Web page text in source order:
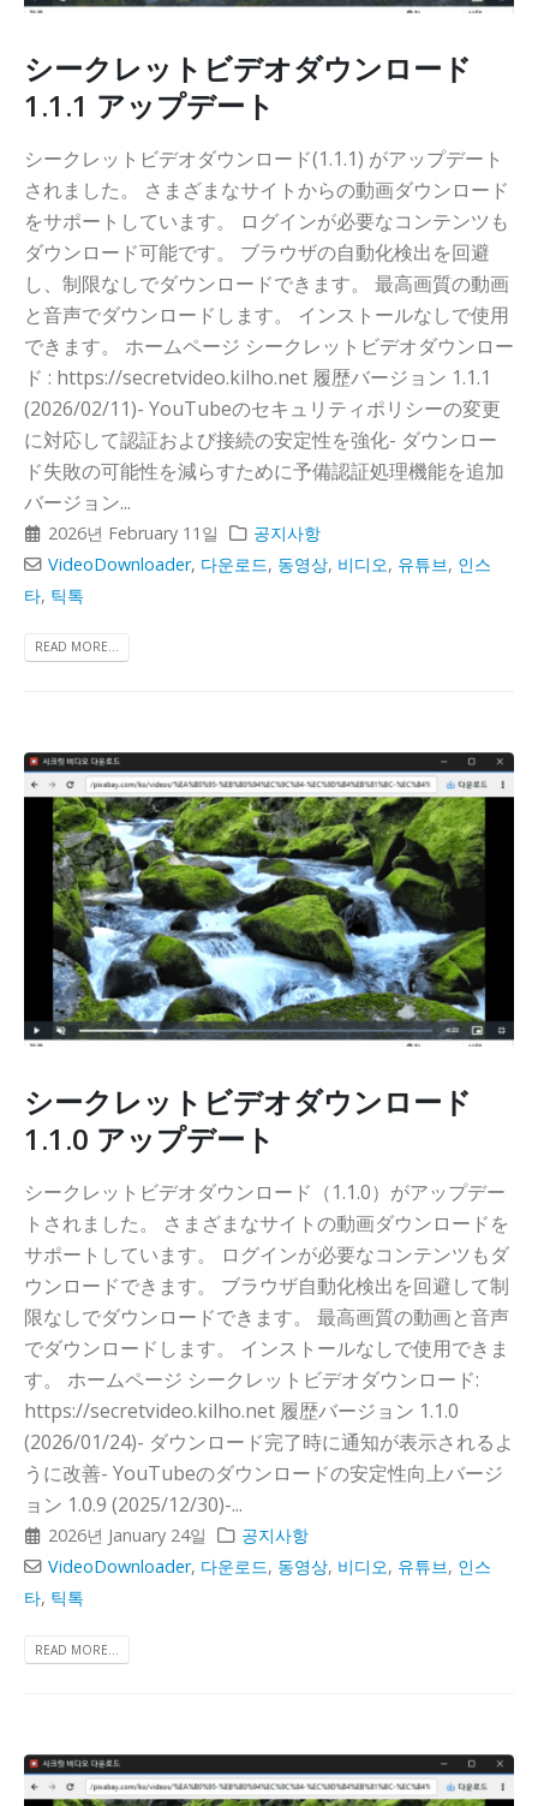
シークレットビデオダウンロード
1.1.1 アップデート
シークレットビデオダウンロード(1.1.1) がアップデート
されました。 さまざまなサイトからの動画ダウンロード
をサポートしています。 ログインが必要なコンテンツも
ダウンロード可能です。 ブラウザの自動化検出を回避
し、制限なしでダウンロードできます。 最高画質の動画
と音声でダウンロードします。 インストールなしで使用
できます。 ホームページ シークレットビデオダウンロー
ド : https://secretvideo.kilho.net 履歴バージョン 1.1.1
(2026/02/11)- YouTubeのセキュリティポリシーの変更
に対応して認証および接続の安定性を強化- ダウンロー
ド失敗の可能性を減らすために予備認証処理機能を追加
バージョン...
2026년 February 11일
공지사항
VideoDownloader, 다운로드, 동영상, 비디오, 유튜브, 인스
타, 틱톡
READ MORE...
シークレットビデオダウンロード
1.1.0 アップデート
シークレットビデオダウンロード（1.1.0）がアップデー
トされました。 さまざまなサイトの動画ダウンロードを
サポートしています。 ログインが必要なコンテンツもダ
ウンロードできます。 ブラウザ自動化検出を回避して制
限なしでダウンロードできます。 最高画質の動画と音声
でダウンロードします。 インストールなしで使用できま
す。 ホームページ シークレットビデオダウンロード:
https://secretvideo.kilho.net 履歴バージョン 1.1.0
(2026/01/24)- ダウンロード完了時に通知が表示されるよ
うに改善- YouTubeのダウンロードの安定性向上バージ
ョン 1.0.9 (2025/12/30)-...
2026년 January 24일
공지사항
VideoDownloader, 다운로드, 동영상, 비디오, 유튜브, 인스
타, 틱톡
READ MORE...